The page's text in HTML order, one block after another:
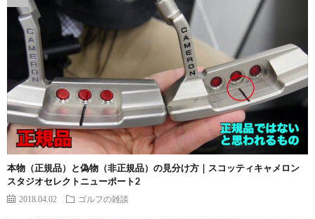
本物（正規品）と偽物（非正規品）の見分け方｜スコッティキャメロン
スタジオセレクトニューポート2
2018.04.02 ゴルフの雑談